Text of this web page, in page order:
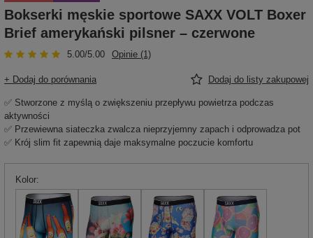
Bokserki męskie sportowe SAXX VOLT Boxer
Brief amerykański pilsner – czerwone
5.00/5.00 Opinie (1)
+ Dodaj do porównania Dodaj do listy zakupowej
✅ Stworzone z myślą o zwiększeniu przepływu powietrza podczas
aktywności
✅ Przewiewna siateczka zwalcza nieprzyjemny zapach i odprowadza pot
✅ Krój slim fit zapewnią daje maksymalne poczucie komfortu
Kolor